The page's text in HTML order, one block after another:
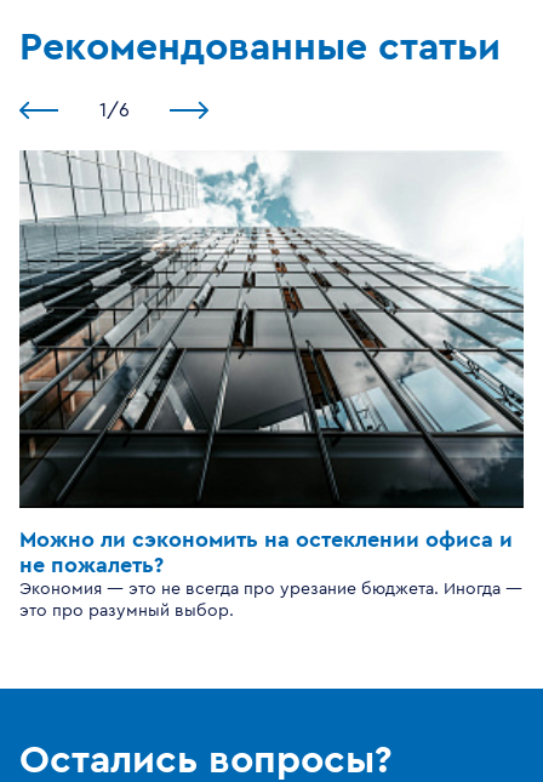
Рекомендованные статьи
1 /6
Можно ли сэкономить на остеклении офиса и
не пожалеть?
Экономия — это не всегда про урезание бюджета. Иногда —
это про разумный выбор.
Остались вопросы?